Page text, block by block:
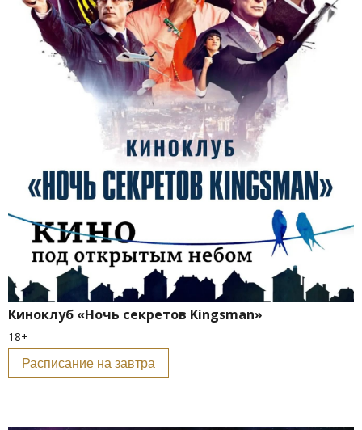
Киноклуб «Ночь секретов Kingsman»
18+
Расписание на завтра